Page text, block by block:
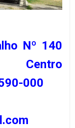
Nº 140
Centro
000